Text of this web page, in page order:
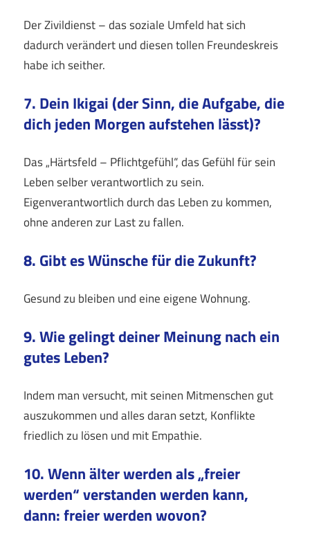
Der Zivildienst – das soziale Umfeld hat sich
dadurch verändert und diesen tollen Freundeskreis
habe ich seither.
7. Dein Ikigai (der Sinn, die Aufgabe, die
dich jeden Morgen aufstehen lässt)?
Das „Härtsfeld – Pflichtgefühl“, das Gefühl für sein
Leben selber verantwortlich zu sein.
Eigenverantwortlich durch das Leben zu kommen,
ohne anderen zur Last zu fallen.
8. Gibt es Wünsche für die Zukunft?
Gesund zu bleiben und eine eigene Wohnung.
9. Wie gelingt deiner Meinung nach ein
gutes Leben?
Indem man versucht, mit seinen Mitmenschen gut
auszukommen und alles daran setzt, Konflikte
friedlich zu lösen und mit Empathie.
10. Wenn älter werden als „freier
werden“ verstanden werden kann,
dann: freier werden wovon?